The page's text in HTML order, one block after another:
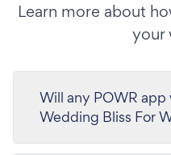
Learn more about
your
Will any POWR
Wedding Bliss For